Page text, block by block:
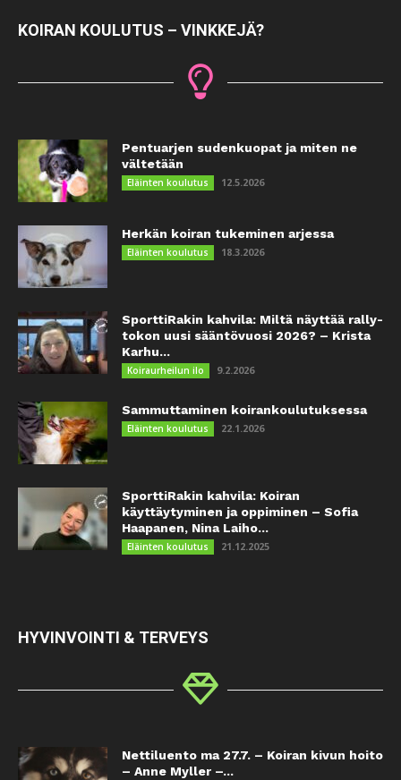
KOIRAN KOULUTUS – VINKKEJÄ?
Pentuarjen sudenkuopat ja miten ne
vältetään
Eläinten koulutus 12.5.2026
Herkän koiran tukeminen arjessa
Eläinten koulutus 18.3.2026
SporttiRakin kahvila: Miltä näyttää rally-
tokon uusi sääntövuosi 2026? – Krista
Karhu...
Koiraurheilun ilo 9.2.2026
Sammuttaminen koirankoulutuksessa
Eläinten koulutus 22.1.2026
SporttiRakin kahvila: Koiran
käyttäytyminen ja oppiminen – Sofia
Haapanen, Nina Laiho...
Eläinten koulutus 21.12.2025
HYVINVOINTI & TERVEYS
Nettiluento ma 27.7. – Koiran kivun hoito
– Anne Myller –...